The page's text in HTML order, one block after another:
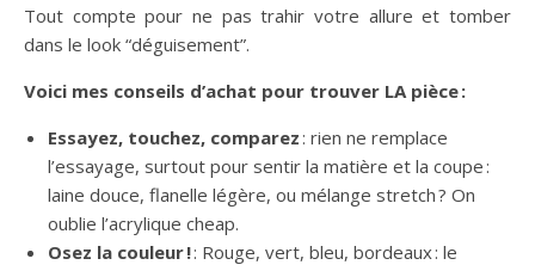
Tout compte pour ne pas trahir votre allure et tomber
dans le look “déguisement”.
Voici mes conseils d’achat pour trouver LA pièce :
Essayez, touchez, comparez: rien ne remplace
l’essayage, surtout pour sentir la matière et la coupe :
laine douce, flanelle légère, ou mélange stretch ? On
oublie l’acrylique cheap.
Osez la couleur !: Rouge, vert, bleu, bordeaux : le